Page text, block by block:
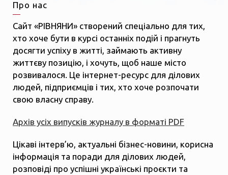
Про нас
Сайт «РІВНЯНИ» створений спеціально для тих,
хто хоче бути в курсі останніх подій і прагнуть
досягти успіху в житті, займають активну
життєву позицію, і хочуть, щоб наше місто
розвивалося. Це інтернет-ресурс для ділових
людей, підприємців і тих, хто хоче розпочати
свою власну справу.
Архів усіх випусків журналу в форматі PDF
Цікаві інтерв’ю, актуальні бізнес-новини, корисна
інформація та поради для ділових людей,
розповіді про успішні українські проєкти та